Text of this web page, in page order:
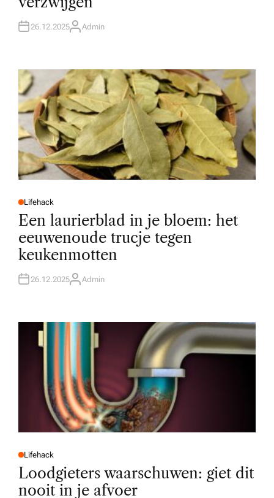
N
26.12.2025A
R
Admin
P
O
E
D
N
Lifehack
Een laurierblad in je bloem: het
eeuwenoude trucje tegen
keukenmotten
26.12.2025A
R
Admin
P
O
E
Lifehack
Loodgieters waarschuwen: giet dit
nooit in je afvoer